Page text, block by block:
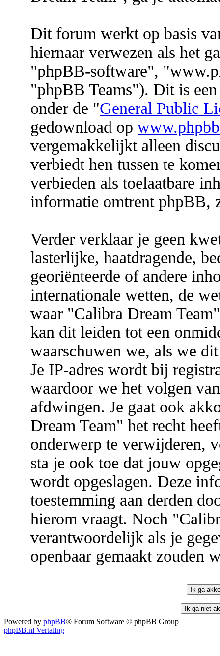
Dit forum werkt op basis
hiernaar verwezen als het
"phpBB-software",
"phpBB Teams"). Dit is
onder de "General Public
gedownload op
vergemakkelijkt alleen
verbiedt hen tussen te
verbieden als toelaatbare
informatie omtrent phpBB,
Verder verklaar je geen
lasterlijke, haatdragende,
georiënteerde of andere
internationale wetten, de
waar "Calibra Dream
kan dit leiden tot een
waarschuwen we, als we
Je IP-adres wordt bij
waardoor we het volgen
afdwingen. Je gaat ook
Dream Team" het recht
onderwerp te verwijderen,
sta je ook toe dat jouw
wordt opgeslagen. Deze
toestemming aan derden
hierom vraagt. Noch
verantwoordelijk als je
openbaar gemaakt zouden
Powered by phpBB® Forum Software © phpBB Group
phpBB.nl Vertaling